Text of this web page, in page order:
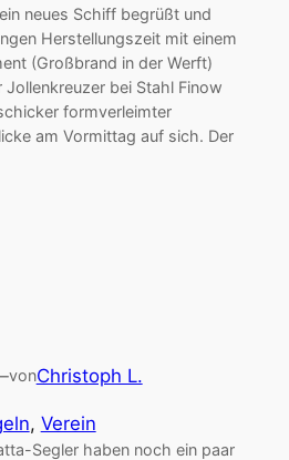
neues Schiff begrüßt und
Herstellungszeit mit einem
(Großbrand in der Werft)
Jollenkreuzer bei Stahl Finow
formverleimter
am Vormittag auf sich. Der
vonChristoph L.
, Verein
Segler haben noch ein paar